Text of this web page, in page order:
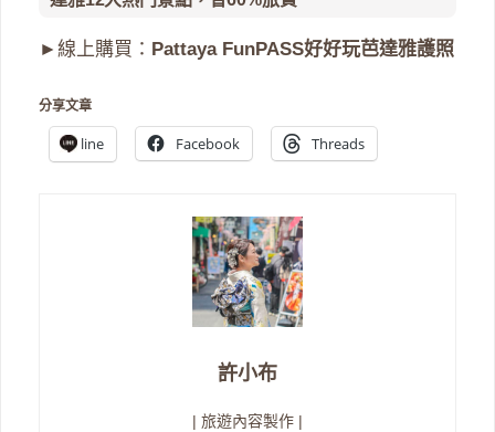
►線上購買： Pattaya FunPASS好好玩芭達雅護照
分享文章
line Facebook Threads
許小布
| 旅遊內容製作 |